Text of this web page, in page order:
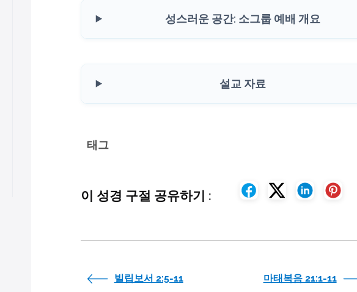
성스러운 공간: 소그룹 예배 개요
설교 자료
태그
이 성경 구절 공유하기 :
빌립보서 2:5-11 마태복음 21:1-11